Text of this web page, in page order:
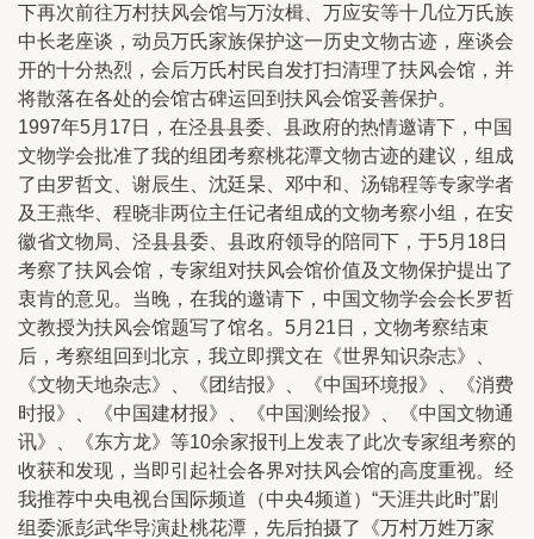
下再次前往万村扶风会馆与万汝楫、万应安等十几位万氏族
中长老座谈，动员万氏家族保护这一历史文物古迹，座谈会
开的十分热烈，会后万氏村民自发打扫清理了扶风会馆，并
将散落在各处的会馆古碑运回到扶风会馆妥善保护。
1997年5月17日，在泾县县委、县政府的热情邀请下，中国
文物学会批准了我的组团考察桃花潭文物古迹的建议，组成
了由罗哲文、谢辰生、沈廷杲、邓中和、汤锦程等专家学者
及王燕华、程晓非两位主任记者组成的文物考察小组，在安
徽省文物局、泾县县委、县政府领导的陪同下，于5月18日
考察了扶风会馆，专家组对扶风会馆价值及文物保护提出了
衷肯的意见。当晚，在我的邀请下，中国文物学会会长罗哲
文教授为扶风会馆题写了馆名。5月21日，文物考察结束
后，考察组回到北京，我立即撰文在《世界知识杂志》、
《文物天地杂志》、《团结报》、《中国环境报》、《消费
时报》、《中国建材报》、《中国测绘报》、《中国文物通
讯》、《东方龙》等10余家报刊上发表了此次专家组考察的
收获和发现，当即引起社会各界对扶风会馆的高度重视。经
我推荐中央电视台国际频道（中央4频道）“天涯共此时”剧
组委派彭武华导演赴桃花潭，先后拍摄了《万村万姓万家